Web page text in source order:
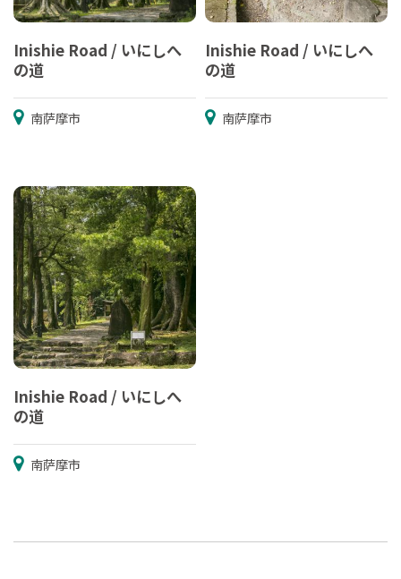
Inishie Road / いにしへ
の道
南萨摩市
Inishie Road / いにしへ
の道
南萨摩市
Inishie Road / いにしへ
の道
南萨摩市